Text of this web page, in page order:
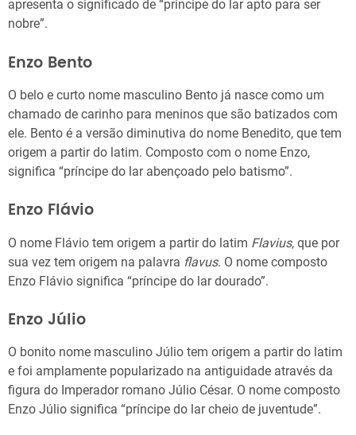
apresenta o significado de “príncipe do lar apto para ser
nobre”.
Enzo Bento
O belo e curto nome masculino Bento já nasce como um
chamado de carinho para meninos que são batizados com
ele. Bento é a versão diminutiva do nome Benedito, que tem
origem a partir do latim. Composto com o nome Enzo,
significa “príncipe do lar abençoado pelo batismo”.
Enzo Flávio
O nome Flávio tem origem a partir do latim Flavius, que por
sua vez tem origem na palavra flavus. O nome composto
Enzo Flávio significa “príncipe do lar dourado”.
Enzo Júlio
O bonito nome masculino Júlio tem origem a partir do latim
e foi amplamente popularizado na antiguidade através da
figura do Imperador romano Júlio César. O nome composto
Enzo Júlio significa “príncipe do lar cheio de juventude”.